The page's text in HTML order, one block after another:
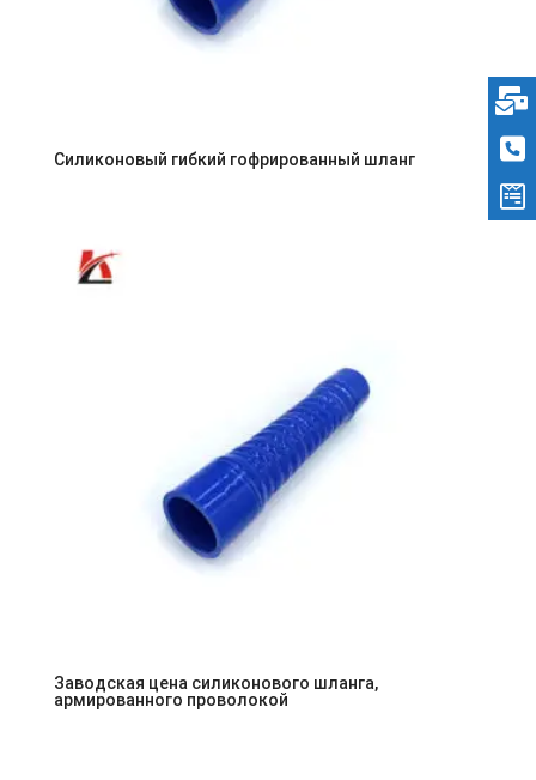
Силиконовый гибкий гофрированный шланг
Заводская цена силиконового шланга,
армированного проволокой